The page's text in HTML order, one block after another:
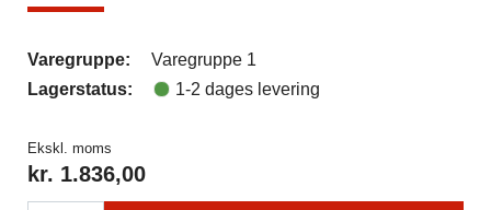
Varegruppe:
Varegruppe 1
Lagerstatus:
1-2 dages levering
Ekskl. moms
kr. 1.836,00